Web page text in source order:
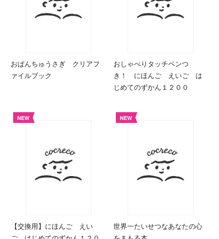
おぱんちゅうさぎ クリアフ
ァイルブック
おしゃべりタッチペンつ
き！ にほんご えいご は
じめてのずかん１２００
NEW
【交換用】にほんご えい
NEW
世界一たいせつなあなたの心